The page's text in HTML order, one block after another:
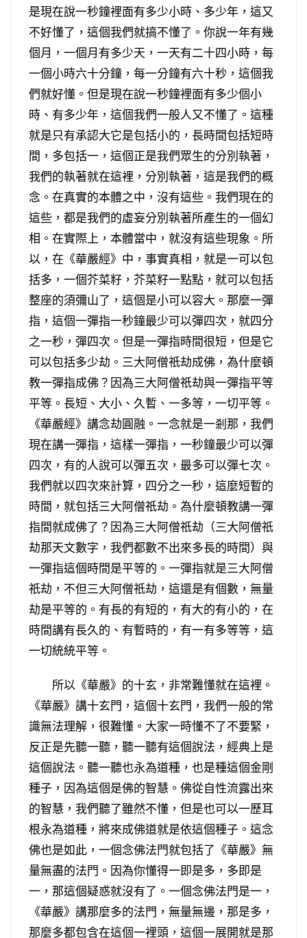
是現在說一秒鐘裡面有多少小時、多少年，這又
不好懂了，這個我們就搞不懂了。你說一年有幾
個月，一個月有多少天，一天有二十四小時，每
一個小時六十分鐘，每一分鐘有六十秒，這個我
們就好懂。但是現在說一秒鐘裡面有多少個小
時、有多少年，這個我們一般人又不懂了。這種
就是只有承認大它是包括小的，長時間包括短時
間，多包括一，這個正是我們眾生的分別執著，
我們的執著就在這裡，分別執著，這是我們的概
念。在真實的本體之中，沒有這些。我們現在的
這些，都是我們的虛妄分別執著所產生的一個幻
相。在實際上，本體當中，就沒有這些現象。所
以，在《華嚴經》中，事實真相，就是一可以包
括多，一個芥菜籽，芥菜籽一點點，就可以包括
整座的須彌山了，這個是小可以容大。那麼一彈
指，這個一彈指一秒鐘最少可以彈四次，就四分
之一秒，彈四次。但是一彈指時間很短，但是它
可以包括多少劫。三大阿僧祇劫成佛，為什麼頓
教一彈指成佛？因為三大阿僧祇劫與一彈指平等
平等。長短、大小、久暫、一多等，一切平等。
《華嚴經》講念劫圓融。一念就是一剎那，我們
現在講一彈指，這樣一彈指，一秒鐘最少可以彈
四次，有的人說可以彈五次，最多可以彈七次。
我們就以四次來計算，四分之一秒，這麼短暫的
時間，就包括三大阿僧祇劫。為什麼頓教講一彈
指間就成佛了？因為三大阿僧祇劫（三大阿僧祇
劫那天文數字，我們都數不出來多長的時間）與
一彈指這個時間是平等的。一彈指就是三大阿僧
祇劫，不但三大阿僧祇劫，這還是有個數，無量
劫是平等的。有長的有短的，有大的有小的，在
時間講有長久的、有暫時的，有一有多等等，這
一切統統平等。
所以《華嚴》的十玄，非常難懂就在這裡。
《華嚴》講十玄門，這個十玄門，我們一般的常
識無法理解，很難懂。大家一時懂不了不要緊，
反正是先聽一聽，聽一聽有這個說法，經典上是
這個說法。聽一聽也永為道種，也是種這個金剛
種子，因為這個是佛的智慧。佛從自性流露出來
的智慧，我們聽了雖然不懂，但是也可以一歷耳
根永為道種，將來成佛道就是依這個種子。這念
佛也是如此，一個念佛法門就包括了《華嚴》無
量無盡的法門。因為你懂得一即是多，多即是
一，那這個疑惑就沒有了。一個念佛法門是一，
《華嚴》講那麼多的法門，無量無邊，那是多，
那麼多都包含在這個一裡頭，這個一展開就是那